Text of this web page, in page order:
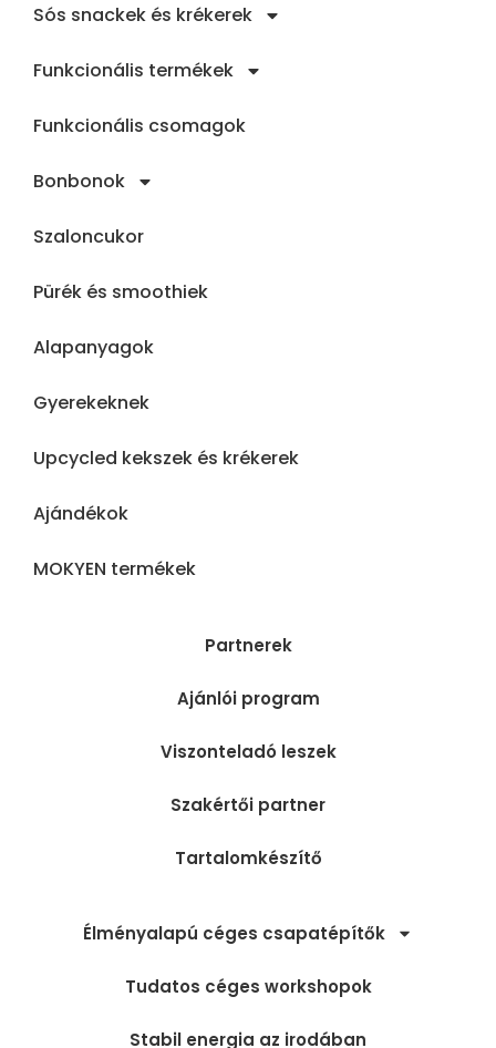
Sós snackek és krékerek
Funkcionális termékek
Funkcionális csomagok
Bonbonok
Szaloncukor
Pürék és smoothiek
Alapanyagok
Gyerekeknek
Upcycled kekszek és krékerek
Ajándékok
MOKYEN termékek
Partnerek
Ajánlói program
Viszonteladó leszek
Szakértői partner
Tartalomkészítő
Élményalapú céges csapatépítők
Tudatos céges workshopok
Stabil energia az irodában